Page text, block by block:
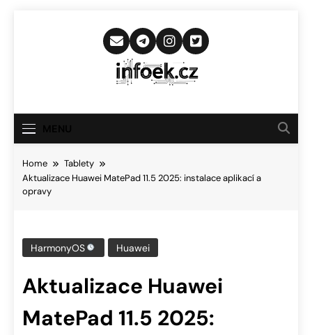
Infoek.cz
Novinkám
Home
Tablety
Aktualizace Huawei MatePad 11.5 2025: instalace aplikací a
opravy
HarmonyOS Huawei
Aktualizace Huawei
MatePad 11.5 2025: